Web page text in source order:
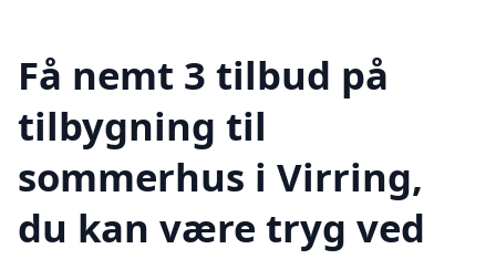
Få nemt 3 tilbud på
tilbygning til
sommerhus i Virring,
du kan være tryg ved